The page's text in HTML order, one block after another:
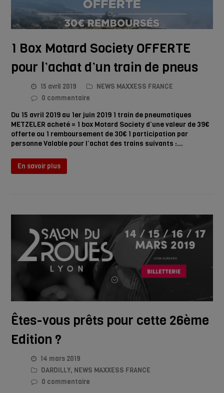
1 Box Motard Society OFFERTE
pour l’achat d’un train de pneus
15 avril 2019
NEWS MAXXESS FRANCE
0 commentaire
Du 15 avril 2019 au 1er juin 2019 1 train de pneumatiques
METZELER acheté = 1 box Motard Society d’une valeur de 39€
offerte ou 1 remboursement de 30€ 1 participation par
personne Valable pour l’achat des trains suivants :…
En savoir plus
Êtes-vous prêts pour cette 26ème
Edition ?
14 mars 2019
DARDILLY, NEWS MAXXESS FRANCE
0 commentaire